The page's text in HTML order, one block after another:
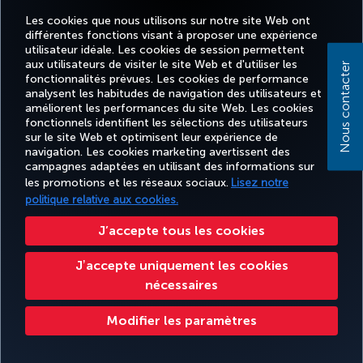
Les cookies que nous utilisons sur notre site Web ont
différentes fonctions visant à proposer une expérience
utilisateur idéale. Les cookies de session permettent
aux utilisateurs de visiter le site Web et d'utiliser les
fonctionnalités prévues. Les cookies de performance
analysent les habitudes de navigation des utilisateurs et
améliorent les performances du site Web. Les cookies
fonctionnels identifient les sélections des utilisateurs
sur le site Web et optimisent leur expérience de
navigation. Les cookies marketing avertissent des
campagnes adaptées en utilisant des informations sur
les promotions et les réseaux sociaux. Lisez notre
politique relative aux cookies.
J’accepte tous les cookies
Jʼaccepte uniquement les cookies
nécessaires
Modifier les paramètres
Nous contacter